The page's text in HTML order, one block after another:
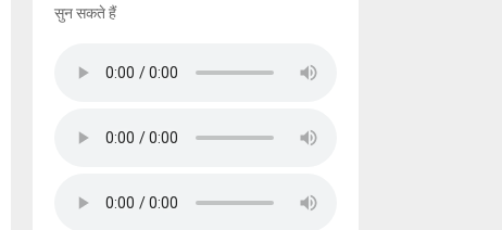
सुन सकते हैं